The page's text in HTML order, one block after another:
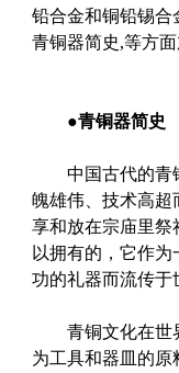
铅合金和铜铅锡合
青铜器简史,等方面
●青铜器简史
中国古代的青铜
魄雄伟、技术高超
享和放在宗庙里祭
以拥有的，它作
功的礼器而流传于
青铜文化在世界
为工具和器皿的原